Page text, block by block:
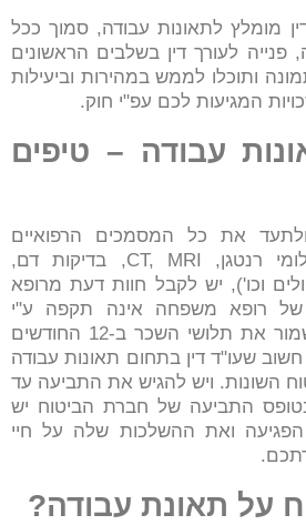
מומלץ לתאונות עבודה, סמוך ככל
לעורך דין בשלבים הראשונים
ותוכלו לממש במהירות וביעילות
המגיעות לכם עפ"י חוק.
עבודה – טיפים
את כל המסמכים הרפואיים
הקשורים לתאונה (צילומי רנטגן, CT, MRI, בדיקות דם,
וכו'), יש לקבל חוות דעת מרופא
של רופא משפחה אינה תקפה ע"י
חברות הביטוח), יש לשמור את תלושי השכר ב-12 החודשים
שעו"ד דין בתחום תאונות עבודה
השונות. ויש להגיש את התביעה עד
התביעה של חברת הביטוח יש
ואת ההשלכות שלה על חיי
על תאונת עבודה?